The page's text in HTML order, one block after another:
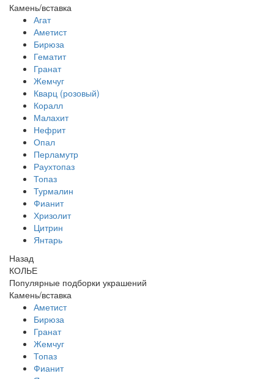
Камень/вставка
Агат
Аметист
Бирюза
Гематит
Гранат
Жемчуг
Кварц (розовый)
Коралл
Малахит
Нефрит
Опал
Перламутр
Раухтопаз
Топаз
Турмалин
Фианит
Хризолит
Цитрин
Янтарь
Назад
КОЛЬЕ
Популярные подборки украшений
Камень/вставка
Аметист
Бирюза
Гранат
Жемчуг
Топаз
Фианит